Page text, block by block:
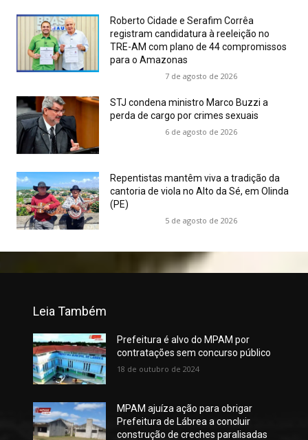
Roberto Cidade e Serafim Corrêa
registram candidatura à reeleição no
TRE-AM com plano de 44 compromissos
para o Amazonas
7 de agosto de 2026
STJ condena ministro Marco Buzzi a
perda de cargo por crimes sexuais
6 de agosto de 2026
Repentistas mantêm viva a tradição da
cantoria de viola no Alto da Sé, em Olinda
(PE)
5 de agosto de 2026
Leia Também
Prefeitura é alvo do MPAM por
contratações sem concurso público
18 de outubro de 2024
MPAM ajuíza ação para obrigar
Prefeitura de Lábrea a concluir
construção de creches paralisadas